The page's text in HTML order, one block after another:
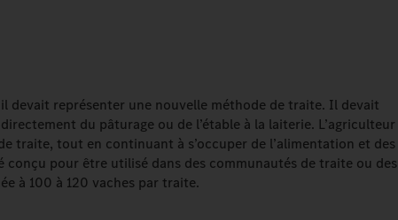
devait représenter une nouvelle méthode de traite. Il devait
du pâturage ou de l’étable à la laiterie. L’agriculteur
traite, tout en continuant à s’occuper de l’alimentation et des
conçu pour être utilisé dans des communautés de traite ou des
à 100 à 120 vaches par traite.